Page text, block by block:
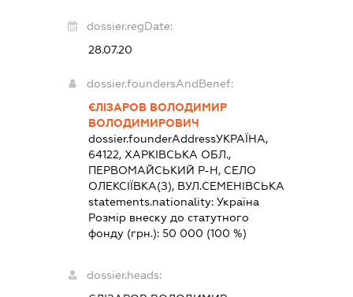
dossier.regDate:
28.07.20
dossier.foundersAndBenef:
ЄЛІЗАРОВ ВОЛОДИМИР
ВОЛОДИМИРОВИЧ
dossier.founderAddressУКРАЇНА,
64122, ХАРКІВСЬКА ОБЛ.,
ПЕРВОМАЙСЬКИЙ Р-Н, СЕЛО
ОЛЕКСІЇВКА(З), ВУЛ.СЕМЕНІВСЬКА
statements.nationality:Україна
Розмір внеску до статутного
фонду (грн.):50 000 (100 %)
dossier.heads: